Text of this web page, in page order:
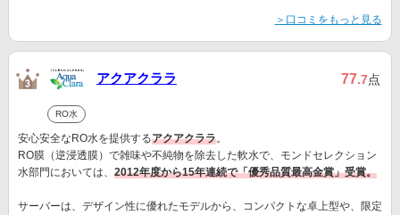
＞口コミをもっと見る
アクアクララ 77.7点
RO水
安心安全なRO水を提供するアクアクララ。
RO膜（逆浸透膜）で雑味や不純物を除去した軟水で、モンドセレクション
水部門においては、 2012年度から15年連続で「優秀品質最高金賞」受賞。
サーバーは、デザイン性に優れたモデルから、コンパクトな卓上型や、限定